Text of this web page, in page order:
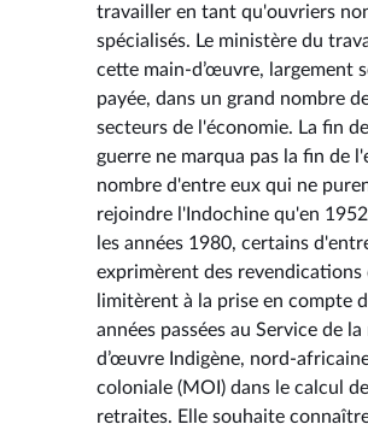
travailler en tant qu'ouvriers
spécialisés. Le ministère du
cette main-d’œuvre, largement
payée, dans un grand nombre
secteurs de l'économie. La fin
guerre ne marqua pas la fin de
nombre d'entre eux qui ne
rejoindre l'Indochine qu'en
les années 1980, certains
exprimèrent des revendications
limitèrent à la prise en compte
années passées au Service de la
d’œuvre Indigène, nord-
coloniale (MOI) dans le calcul
retraites. Elle souhaite